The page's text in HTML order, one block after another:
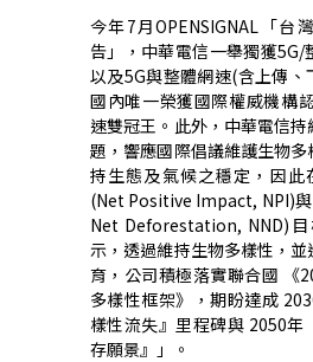
今年7月OPENSIGNAL 「台
告」，中華電信一舉獨獲5G/
以及5G與整體網速(含上傳、
國內唯一榮獲國際權威機構
速雙冠王。此外，中華電信
題，響應國際倡議維護生物
持生態及氣候之穩定，因此
(Net Positive Impact, NPI)
Net Deforestation, NND)
示，透過維持生物多樣性，
育，公司積極落實聯合國 《
多樣性框架》，期盼達成
樣性流失』里程碑與 2050年
存願景』」。